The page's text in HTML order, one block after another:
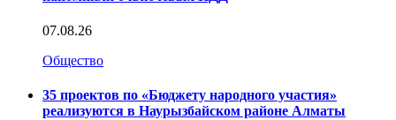
07.08.26
Общество
35 проектов по «Бюджету народного участия»
реализуются в Наурызбайском районе Алматы